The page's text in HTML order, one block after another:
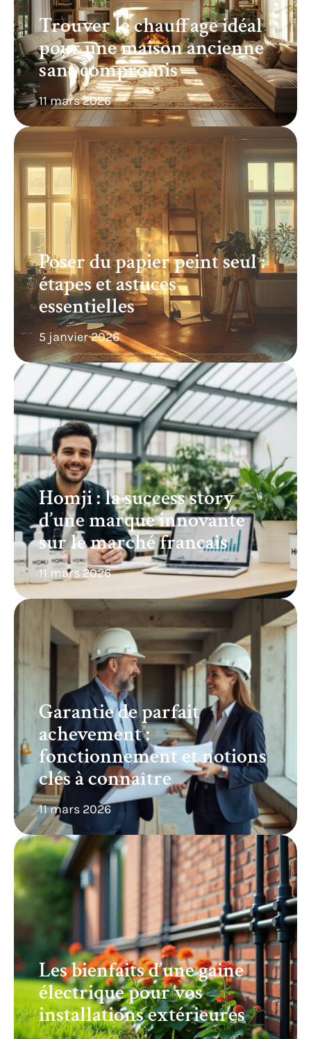
Trouver le chauffage idéal
pour une maison ancienne
sans compromis
11 mars 2026
Poser du papier peint seul :
étapes et astuces
essentielles
5 janvier 2026
Homji : la success story
d’une marque innovante
sur le marché français
11 mars 2026
Garantie de parfait
achevement :
fonctionnement et notions
clés à connaître
11 mars 2026
Les bienfaits d’une gaine
électrique pour vos
installations extérieures